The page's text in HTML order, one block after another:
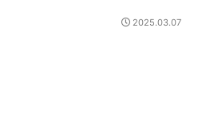
2025.03.07